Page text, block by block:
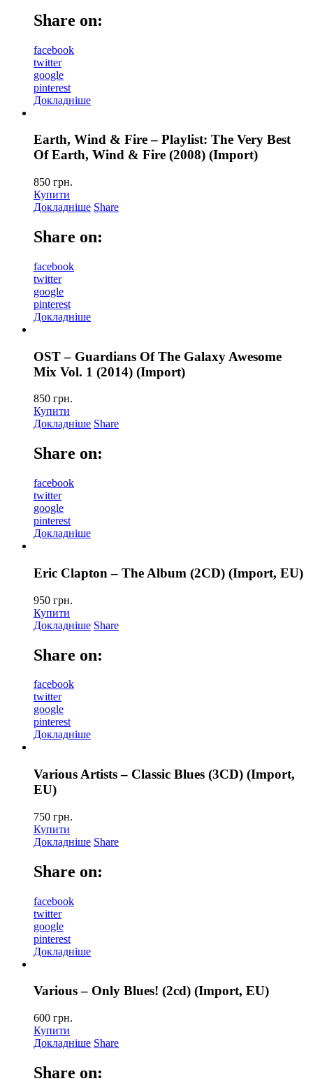
Share on:
facebook
twitter
google
pinterest
Докладніше
Earth, Wind & Fire – Playlist: The Very Best
Of Earth, Wind & Fire (2008) (Import)
850 грн.
Купити
Докладніше Share
Share on:
facebook
twitter
google
pinterest
Докладніше
OST – Guardians Of The Galaxy Awesome
Mix Vol. 1 (2014) (Import)
850 грн.
Купити
Докладніше Share
Share on:
facebook
twitter
google
pinterest
Докладніше
Eric Clapton – The Album (2CD) (Import, EU)
950 грн.
Купити
Докладніше Share
Share on:
facebook
twitter
google
pinterest
Докладніше
Various Artists – Classic Blues (3CD) (Import,
EU)
750 грн.
Купити
Докладніше Share
Share on:
facebook
twitter
google
pinterest
Докладніше
Various – Only Blues! (2cd) (Import, EU)
600 грн.
Купити
Докладніше Share
Share on: